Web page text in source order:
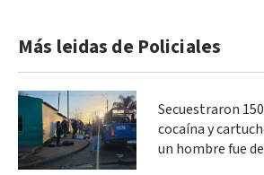
Más leidas de Policiales
Secuestraron
cocaína y
un hombre fue